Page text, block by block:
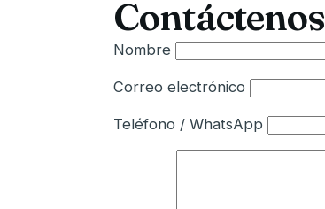
Contáctenos
Nombre
Correo electrónico
Teléfono / WhatsApp